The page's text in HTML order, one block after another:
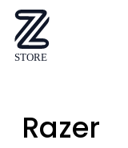
Skip
main
Razer